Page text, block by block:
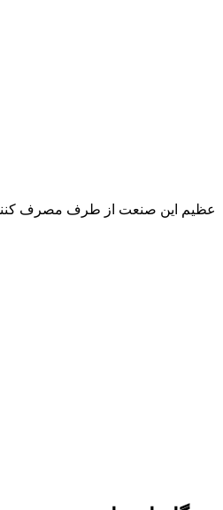
عظیم این صنعت از طرف مصرف